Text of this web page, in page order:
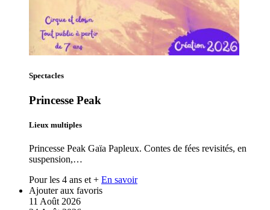
Spectacles
Princesse Peak
Lieux multiples
Princesse Peak Gaïa Papleux. Contes de fées revisités, en
suspension,…
Pour les 4 ans et + En savoir
Ajouter aux favoris
11 Août 2026